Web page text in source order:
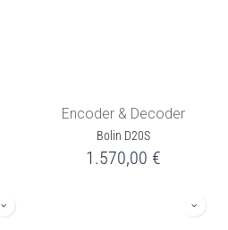
Encoder & Decoder
Bolin D20S
1.570,00 €